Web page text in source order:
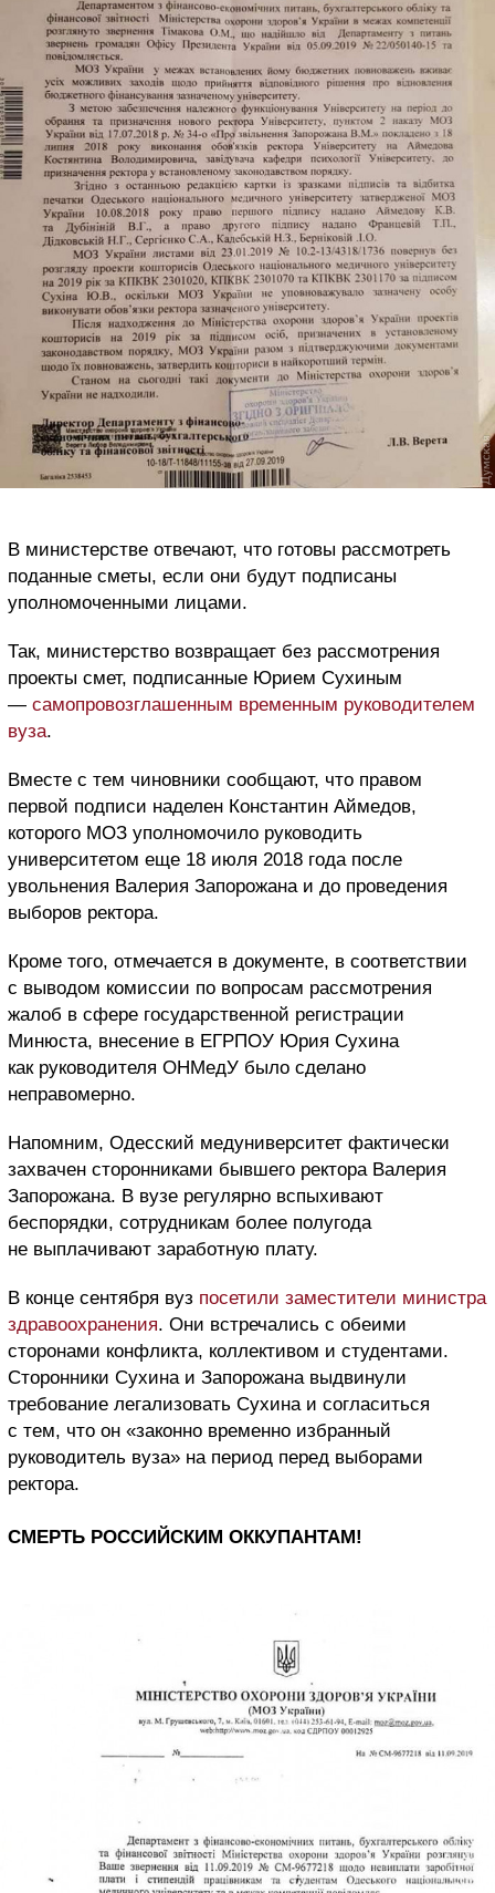
В министерстве отвечают, что готовы рассмотреть
поданные сметы, если они будут подписаны
уполномоченными лицами.
Так, министерство возвращает без рассмотрения
проекты смет, подписанные Юрием Сухиным
— самопровозглашенным временным руководителем
вуза.
Вместе с тем чиновники сообщают, что правом
первой подписи наделен Константин Аймедов,
которого МОЗ уполномочило руководить
университетом еще 18 июля 2018 года после
увольнения Валерия Запорожана и до проведения
выборов ректора.
Кроме того, отмечается в документе, в соответствии
с выводом комиссии по вопросам рассмотрения
жалоб в сфере государственной регистрации
Минюста, внесение в ЕГРПОУ Юрия Сухина
как руководителя ОНМедУ было сделано
неправомерно.
Напомним, Одесский медуниверситет фактически
захвачен сторонниками бывшего ректора Валерия
Запорожана. В вузе регулярно вспыхивают
беспорядки, сотрудникам более полугода
не выплачивают заработную плату.
В конце сентября вуз посетили заместители министра
здравоохранения. Они встречались с обеими
сторонами конфликта, коллективом и студентами.
Сторонники Сухина и Запорожана выдвинули
требование легализовать Сухина и согласиться
с тем, что он «законно временно избранный
руководитель вуза» на период перед выборами
ректора.
СМЕРТЬ РОССИЙСКИМ ОККУПАНТАМ!